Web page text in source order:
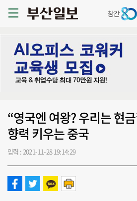
“영국엔 여왕? 우리는 현
향력 키우는 중국
입력 : 2021-11-28 19:14:29